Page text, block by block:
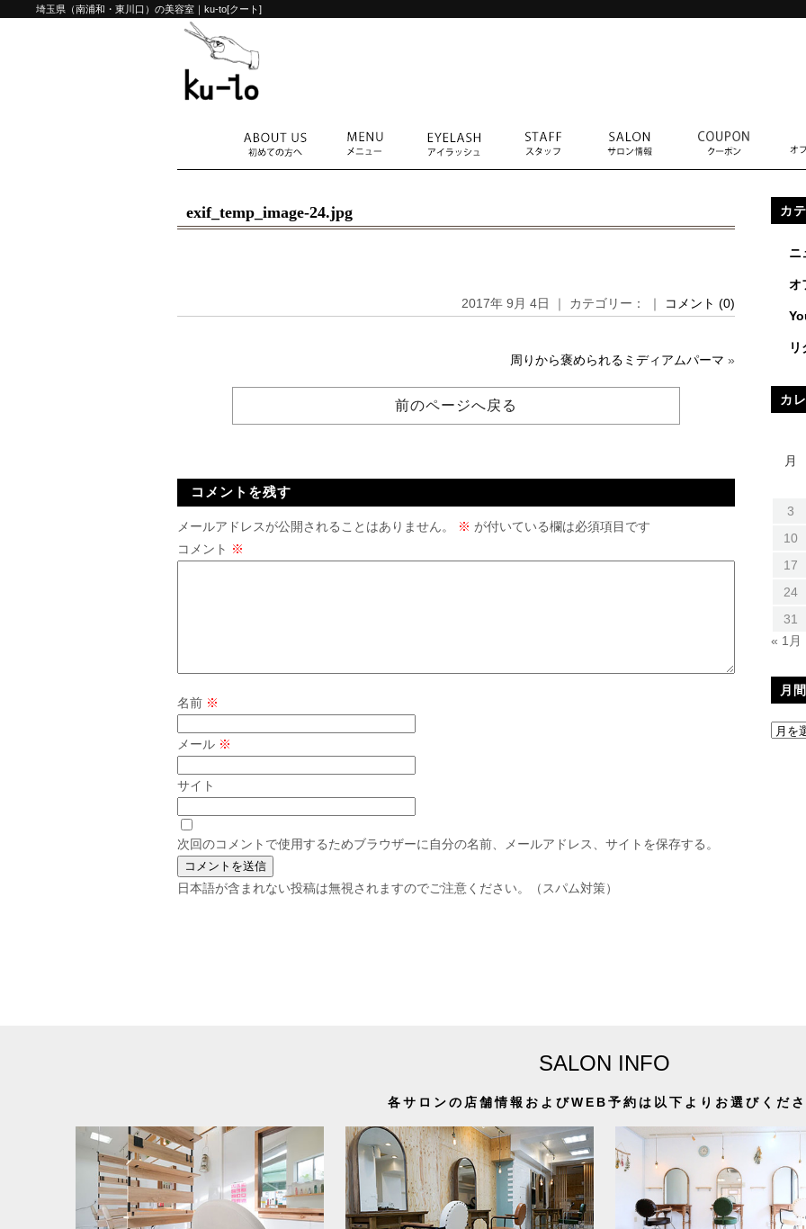
埼玉県（南浦和・東川口）の美容室｜ku-to[クート]
exif_temp_image-24.jpg
2017年 9月 4日 ｜ カテゴリー： ｜ コメント (0)
周りから褒められるミディアムパーマ »
前のページへ戻る
コメントを残す
メールアドレスが公開されることはありません。 ※ が付いている欄は必須項目です
コメント ※
名前 ※
メール ※
サイト
次回のコメントで使用するためブラウザーに自分の名前、メールアドレス、サイトを保存する。
日本語が含まれない投稿は無視されますのでご注意ください。（スパム対策）
カ
ニ
オ
リ
カ
月
3
10
17
24
31
« 1月
月
SALON INFO
各サロンの店舗情報およびWEB予約は以下よりお選びくだ